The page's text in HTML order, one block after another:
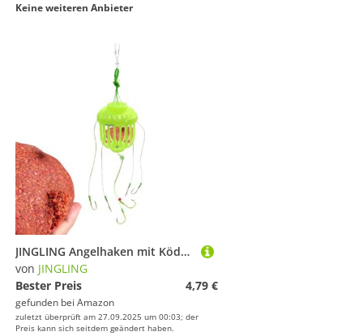
Keine weiteren Anbieter
JINGLING Angelhaken mit Köderkäfig, Omnidirektionale Köderhaken, Köderhalter und Angelzubehör für Anfänger, Erwachsene, Amateure und
von JINGLING
Bester Preis
4,79 €
gefunden bei Amazon
zuletzt überprüft am 27.09.2025 um 00:03; der
Preis kann sich seitdem geändert haben.